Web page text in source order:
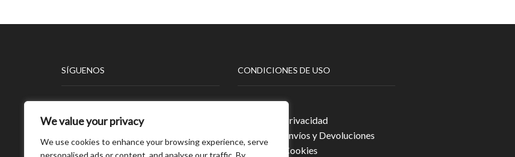
We value your privacy
We use cookies to enhance your browsing experience, serve
personalised ads or content, and analyse our traffic. By
SÍGUENOS CONDICIONES DE USO
Política de Privacidad
Política de Envíos y Devoluciones
Política de Cookies